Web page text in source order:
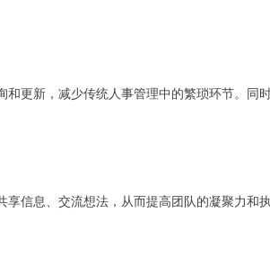
更新，减少传统人事管理中的繁琐环节。同
信息、交流想法，从而提高团队的凝聚力和